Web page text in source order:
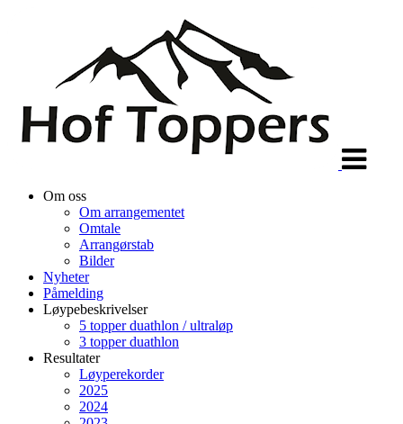
Om oss
Om arrangementet
Omtale
Arrangørstab
Bilder
Nyheter
Påmelding
Løypebeskrivelser
5 topper duathlon / ultraløp
3 topper duathlon
Resultater
Løyperekorder
2025
2024